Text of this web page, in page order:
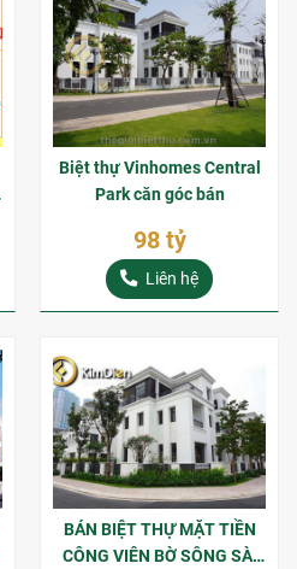
Biệt thự Vinhomes Central
Park căn góc bán
98 tỷ
Liên hệ
BÁN BIỆT THỰ MẶT TIỀN
CÔNG VIÊN BỜ SÔNG SÀI